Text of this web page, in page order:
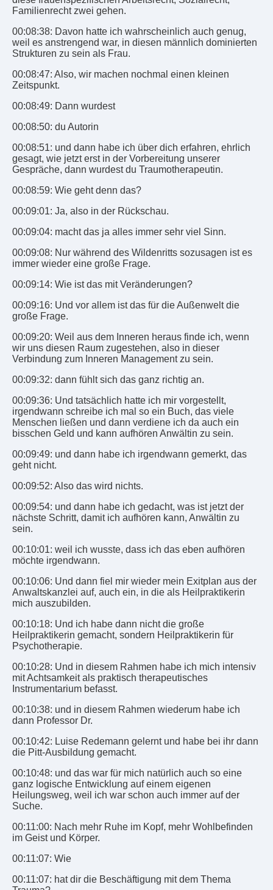
Familienrecht zwei gehen.
00:08:38: Davon hatte ich wahrscheinlich auch genug,
weil es anstrengend war, in diesen männlich dominierten
Strukturen zu sein als Frau.
00:08:47: Also, wir machen nochmal einen kleinen
Zeitspunkt.
00:08:49: Dann wurdest
00:08:50: du Autorin
00:08:51: und dann habe ich über dich erfahren, ehrlich
gesagt, wie jetzt erst in der Vorbereitung unserer
Gespräche, dann wurdest du Traumotherapeutin.
00:08:59: Wie geht denn das?
00:09:01: Ja, also in der Rückschau.
00:09:04: macht das ja alles immer sehr viel Sinn.
00:09:08: Nur während des Wildenritts sozusagen ist es
immer wieder eine große Frage.
00:09:14: Wie ist das mit Veränderungen?
00:09:16: Und vor allem ist das für die Außenwelt die
große Frage.
00:09:20: Weil aus dem Inneren heraus finde ich, wenn
wir uns diesen Raum zugestehen, also in dieser
Verbindung zum Inneren Management zu sein.
00:09:32: dann fühlt sich das ganz richtig an.
00:09:36: Und tatsächlich hatte ich mir vorgestellt,
irgendwann schreibe ich mal so ein Buch, das viele
Menschen ließen und dann verdiene ich da auch ein
bisschen Geld und kann aufhören Anwältin zu sein.
00:09:49: und dann habe ich irgendwann gemerkt, das
geht nicht.
00:09:52: Also das wird nichts.
00:09:54: und dann habe ich gedacht, was ist jetzt der
nächste Schritt, damit ich aufhören kann, Anwältin zu
sein.
00:10:01: weil ich wusste, dass ich das eben aufhören
möchte irgendwann.
00:10:06: Und dann fiel mir wieder mein Exitplan aus der
Anwaltskanzlei auf, auch ein, in die als Heilpraktikerin
mich auszubilden.
00:10:18: Und ich habe dann nicht die große
Heilpraktikerin gemacht, sondern Heilpraktikerin für
Psychotherapie.
00:10:28: Und in diesem Rahmen habe ich mich intensiv
mit Achtsamkeit als praktisch therapeutisches
Instrumentarium befasst.
00:10:38: und in diesem Rahmen wiederum habe ich
dann Professor Dr.
00:10:42: Luise Redemann gelernt und habe bei ihr dann
die Pitt-Ausbildung gemacht.
00:10:48: und das war für mich natürlich auch so eine
ganz logische Entwicklung auf einem eigenen
Heilungsweg, weil ich war schon auch immer auf der
Suche.
00:11:00: Nach mehr Ruhe im Kopf, mehr Wohlbefinden
im Geist und Körper.
00:11:07: Wie
00:11:07: hat dir die Beschäftigung mit dem Thema